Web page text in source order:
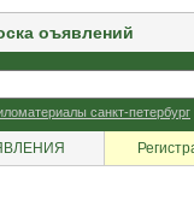
оъявлений
санкт-петербург